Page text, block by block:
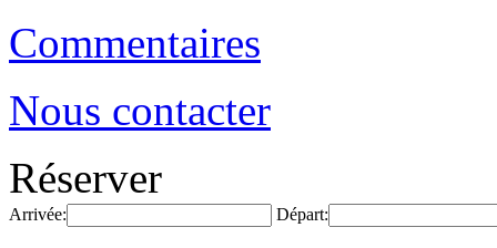
Commentaires
Nous contacter
Réserver
Arrivée: Départ: